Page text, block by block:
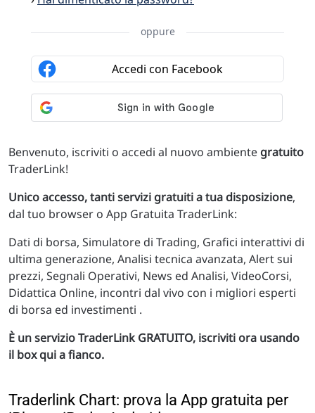
Benvenuto, iscriviti o accedi al nuovo ambiente gratuito
TraderLink!
Unico accesso, tanti servizi gratuiti a tua disposizione,
dal tuo browser o App Gratuita TraderLink:
Dati di borsa, Simulatore di Trading, Grafici interattivi di
ultima generazione, Analisi tecnica avanzata, Alert sui
prezzi, Segnali Operativi, News ed Analisi, VideoCorsi,
Didattica Online, incontri dal vivo con i migliori esperti
di borsa ed investimenti .
È un servizio TraderLink GRATUITO, iscriviti ora usando
il box qui a fianco.
Traderlink Chart: prova la App gratuita per